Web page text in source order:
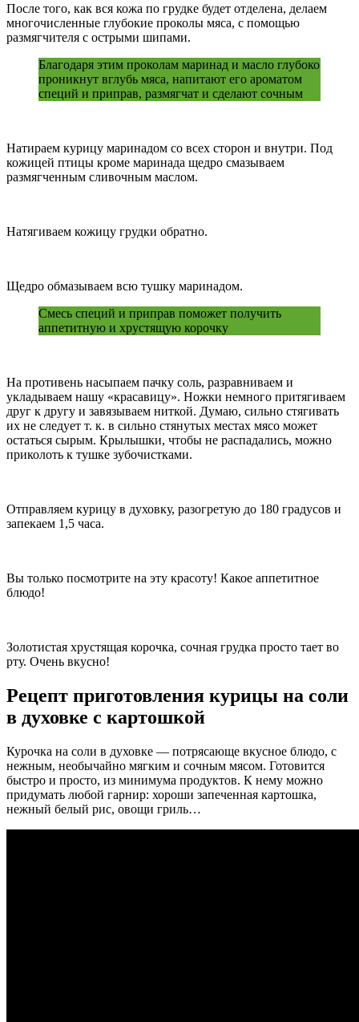
После того, как вся кожа по грудке будет отделена, делаем
многочисленные глубокие проколы мяса, с помощью
размягчителя с острыми шипами.
Благодаря этим проколам маринад и масло глубоко
проникнут вглубь мяса, напитают его ароматом
специй и приправ, размягчат и сделают сочным
Натираем курицу маринадом со всех сторон и внутри. Под
кожицей птицы кроме маринада щедро смазываем
размягченным сливочным маслом.
Натягиваем кожицу грудки обратно.
Щедро обмазываем всю тушку маринадом.
Смесь специй и приправ поможет получить
аппетитную и хрустящую корочку
На противень насыпаем пачку соль, разравниваем и
укладываем нашу «красавицу». Ножки немного притягиваем
друг к другу и завязываем ниткой. Думаю, сильно стягивать
их не следует т. к. в сильно стянутых местах мясо может
остаться сырым. Крылышки, чтобы не распадались, можно
приколоть к тушке зубочистками.
Отправляем курицу в духовку, разогретую до 180 градусов и
запекаем 1,5 часа.
Вы только посмотрите на эту красоту! Какое аппетитное
блюдо!
Золотистая хрустящая корочка, сочная грудка просто тает во
рту. Очень вкусно!
Рецепт приготовления курицы на соли
в духовке с картошкой
Курочка на соли в духовке — потрясающе вкусное блюдо, с
нежным, необычайно мягким и сочным мясом. Готовится
быстро и просто, из минимума продуктов. К нему можно
придумать любой гарнир: хороши запеченная картошка,
нежный белый рис, овощи гриль…